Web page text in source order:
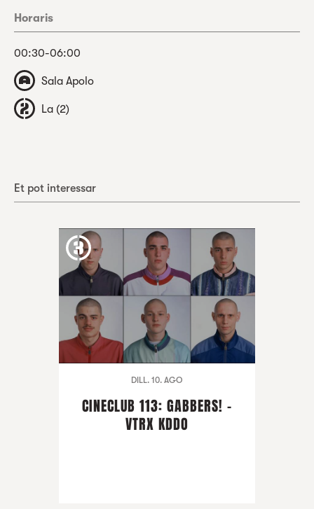
Horaris
00:30-06:00
Sala Apolo
La (2)
Et pot interessar
DILL. 10. AGO
CINECLUB 113: GABBERS! -
VTRX KDDO